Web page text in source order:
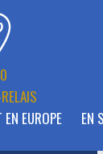
EN EUROPE
EN